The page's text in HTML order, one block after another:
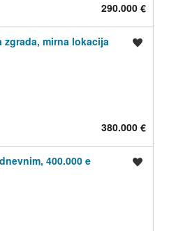
290.000 €
zgrada, mirna lokacija
380.000 €
400.000 e